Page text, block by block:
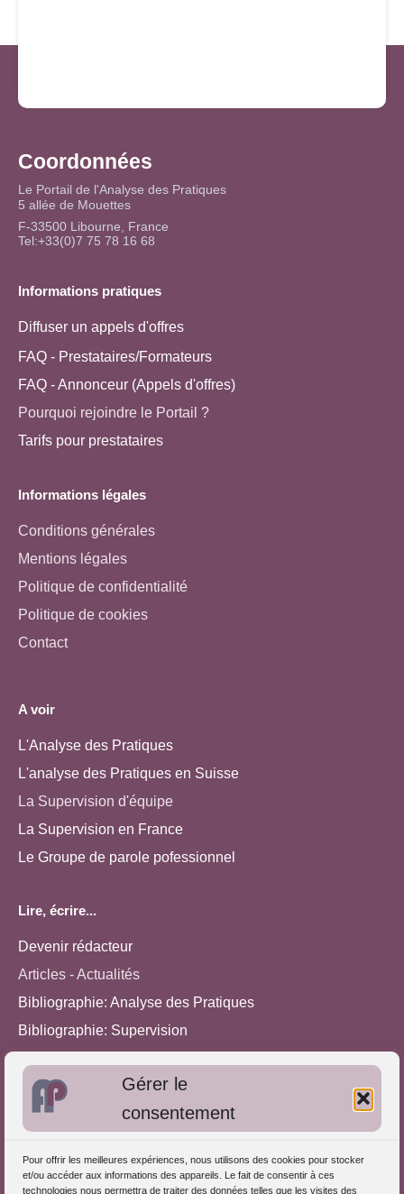
Gérer le
consentement
Pour offrir les meilleures expériences, nous utilisons des cookies pour stocker
et/ou accéder aux informations des appareils. Le fait de consentir à ces
technologies nous permettra de traiter des données telles que les visites des
Coordonnées
Le Portail de l'Analyse des Pratiques
5 allée de Mouettes
F-33500 Libourne, France
Tel:+33(0)7 75 78 16 68
Informations pratiques
Diffuser un appels d'offres
FAQ - Prestataires/Formateurs
FAQ - Annonceur (Appels d'offres)
Pourquoi rejoindre le Portail ?
Tarifs pour prestataires
Informations légales
Conditions générales
Mentions légales
Politique de confidentialité
Politique de cookies
Contact
A voir
L'Analyse des Pratiques
L'analyse des Pratiques en Suisse
La Supervision d'équipe
La Supervision en France
Le Groupe de parole pofessionnel
Lire, écrire...
Devenir rédacteur
Articles - Actualités
Bibliographie: Analyse des Pratiques
Bibliographie: Supervision
Approches de l'Analyse des pratiques
S'inscrire dans l'Annuaire